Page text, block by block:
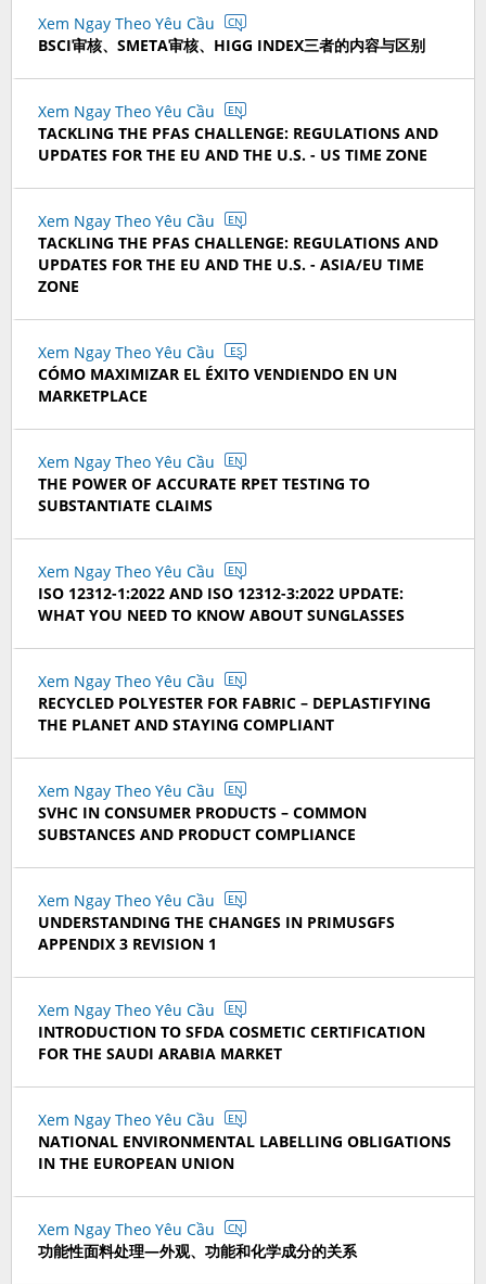
Xem Ngay Theo Yêu Cầu CN
BSCI审核、SMETA审核、HIGG INDEX三者的内容与区别
Xem Ngay Theo Yêu Cầu EN
TACKLING THE PFAS CHALLENGE: REGULATIONS AND
UPDATES FOR THE EU AND THE U.S. - US TIME ZONE
Xem Ngay Theo Yêu Cầu EN
TACKLING THE PFAS CHALLENGE: REGULATIONS AND
UPDATES FOR THE EU AND THE U.S. - ASIA/EU TIME
ZONE
Xem Ngay Theo Yêu Cầu ES
CÓMO MAXIMIZAR EL ÉXITO VENDIENDO EN UN
MARKETPLACE
Xem Ngay Theo Yêu Cầu EN
THE POWER OF ACCURATE RPET TESTING TO
SUBSTANTIATE CLAIMS
Xem Ngay Theo Yêu Cầu EN
ISO 12312-1:2022 AND ISO 12312-3:2022 UPDATE:
WHAT YOU NEED TO KNOW ABOUT SUNGLASSES
Xem Ngay Theo Yêu Cầu EN
RECYCLED POLYESTER FOR FABRIC – DEPLASTIFYING
THE PLANET AND STAYING COMPLIANT
Xem Ngay Theo Yêu Cầu EN
SVHC IN CONSUMER PRODUCTS – COMMON
SUBSTANCES AND PRODUCT COMPLIANCE
Xem Ngay Theo Yêu Cầu EN
UNDERSTANDING THE CHANGES IN PRIMUSGFS
APPENDIX 3 REVISION 1
Xem Ngay Theo Yêu Cầu EN
INTRODUCTION TO SFDA COSMETIC CERTIFICATION
FOR THE SAUDI ARABIA MARKET
Xem Ngay Theo Yêu Cầu EN
NATIONAL ENVIRONMENTAL LABELLING OBLIGATIONS
IN THE EUROPEAN UNION
Xem Ngay Theo Yêu Cầu CN
功能性面料处理—外观、功能和化学成分的关系